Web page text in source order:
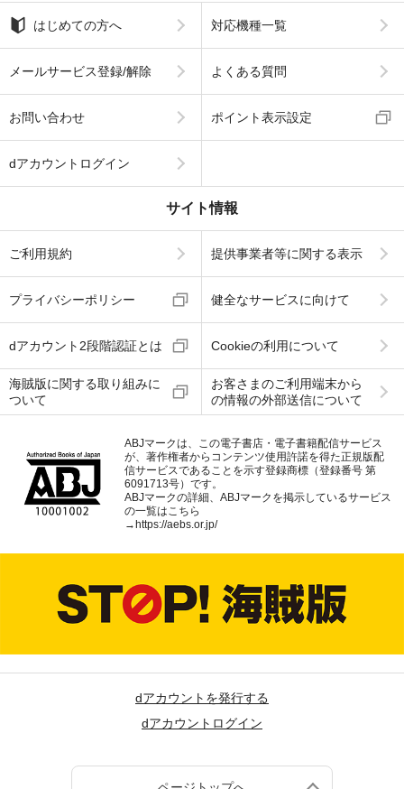
はじめての方へ 対応機種一覧
メールサービス登録/解除 よくある質問
お問い合わせ ポイント表示設定
dアカウントログイン
サイト情報
ご利用規約 提供事業者等に関する表示
プライバシーポリシー 健全なサービスに向けて
dアカウント2段階認証とは Cookieの利用について
海賊版に関する取り組みに
ついて
お客さまのご利用端末から
の情報の外部送信について
ABJマークは、この電子書店・電子書籍配信サービス
が、著作権者からコンテンツ使用許諾を得た正規版配
信サービスであることを示す登録商標（登録番号 第
6091713号）です。
ABJマークの詳細、ABJマークを掲示しているサービス
の一覧はこちら
→https://aebs.or.jp/
dアカウントを発行する
dアカウントログイン